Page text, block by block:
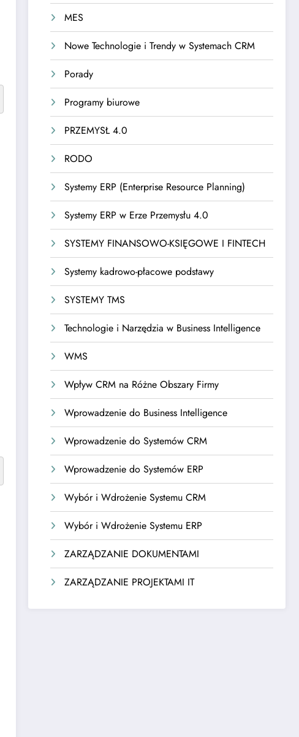
MES
Nowe Technologie i Trendy w Systemach CRM
Porady
Programy biurowe
PRZEMYSŁ 4.0
RODO
Systemy ERP (Enterprise Resource Planning)
Systemy ERP w Erze Przemysłu 4.0
SYSTEMY FINANSOWO-KSIĘGOWE I FINTECH
Systemy kadrowo-płacowe podstawy
SYSTEMY TMS
Technologie i Narzędzia w Business Intelligence
WMS
Wpływ CRM na Różne Obszary Firmy
Wprowadzenie do Business Intelligence
Wprowadzenie do Systemów CRM
Wprowadzenie do Systemów ERP
Wybór i Wdrożenie Systemu CRM
Wybór i Wdrożenie Systemu ERP
ZARZĄDZANIE DOKUMENTAMI
ZARZĄDZANIE PROJEKTAMI IT